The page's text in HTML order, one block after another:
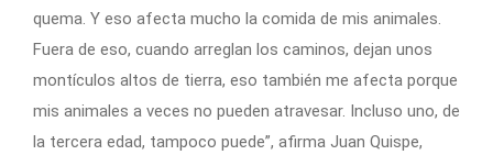
quema. Y eso afecta mucho la comida de mis animales.
Fuera de eso, cuando arreglan los caminos, dejan unos
montículos altos de tierra, eso también me afecta porque
mis animales a veces no pueden atravesar. Incluso uno, de
la tercera edad, tampoco puede”, afirma Juan Quispe,